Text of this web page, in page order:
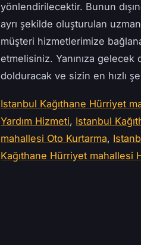
yönlendirilecektir. Bunun
ayrı şekilde oluşturulan
müşteri hizmetlerimize
etmelisiniz. Yanınıza gelecek
dolduracak ve sizin en hızlı
Istanbul Kağıthane Hürriyet
Yardım Hizmeti, Istanbul
mahallesi Oto Kurtarma,
Kağıthane Hürriyet mahallesi